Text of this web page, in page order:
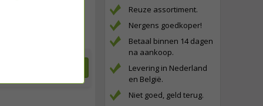
Reuze assortiment.
Nergens goedkoper!
Betaal binnen 14 dagen
na aankoop.
Levering in Nederland
en België.
Niet goed, geld terug.